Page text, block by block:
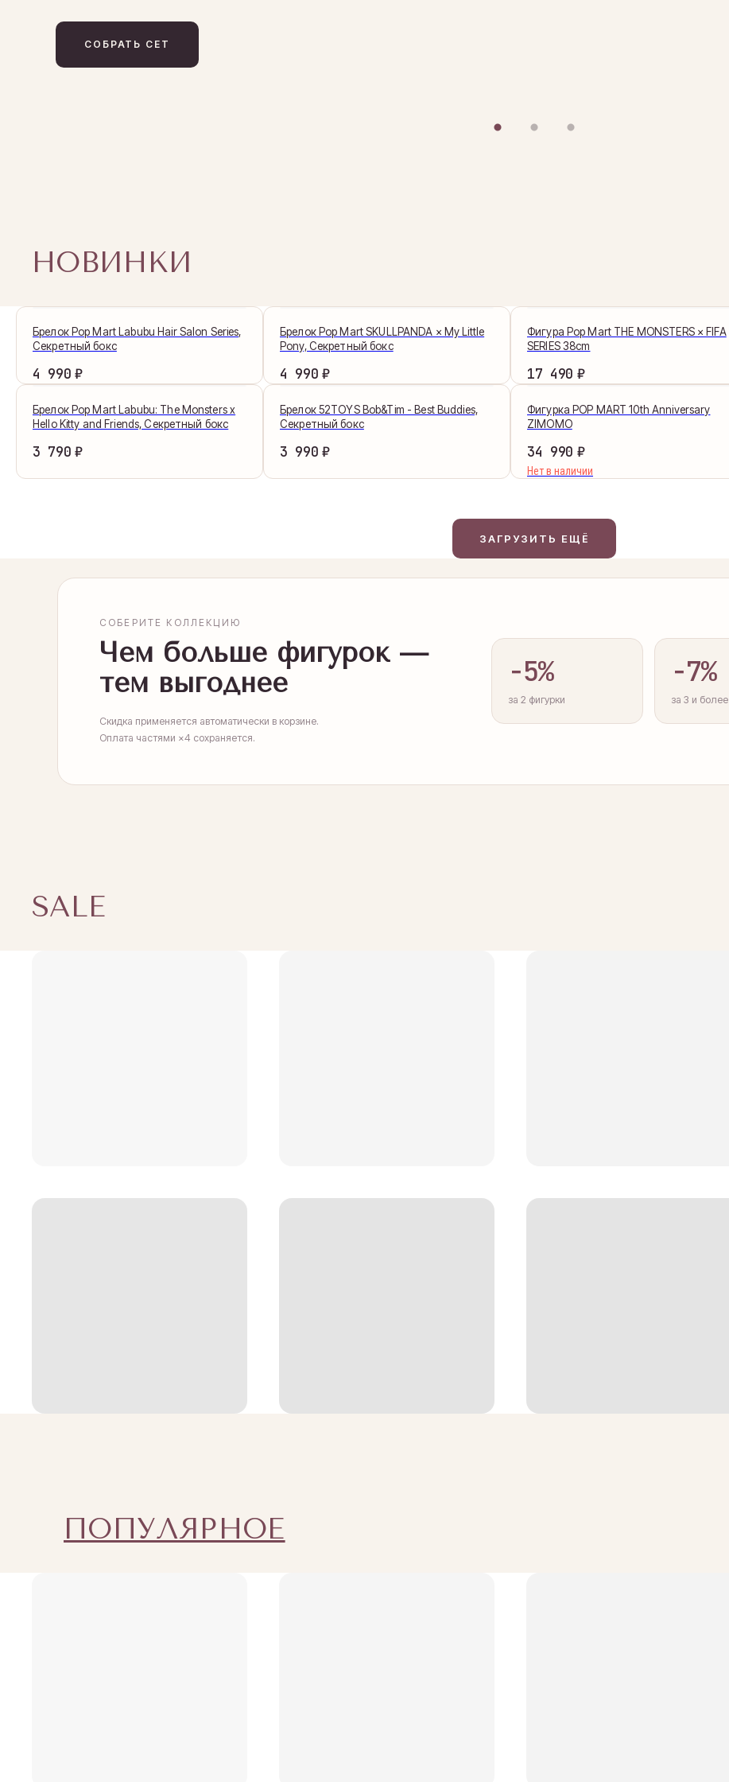
СОБРАТЬ СЕТ
НОВИНКИ
Брелок Pop Mart Labubu Hair Salon Series,
Секретный бокс
4 990 ₽
Брелок Pop Mart SKULLPANDA × My Little
Pony, Секретный бокс
4 990 ₽
Фигура Pop Mart THE MONSTERS × FIFA
SERIES 38cm
17 490 ₽
Брелок Pop Mart Labubu: The Monsters x
Hello Kitty and Friends, Секретный бокс
3 790 ₽
Брелок 52TOYS Bob&Tim - Best Buddies,
Секретный бокс
3 990 ₽
Фигурка POP MART 10th Anniversary
ZIMOMO
34 990 ₽
Нет в наличии
ЗАГРУЗИТЬ ЕЩЁ
СОБЕРИТЕ КОЛЛЕКЦИЮ
Чем больше фигурок —
тем выгоднее
Скидка применяется автоматически в корзине.
Оплата частями ×4 сохраняется.
−5%
за 2 фигурки
−7%
за 3 и более
SALE
ПОПУЛЯРНОЕ